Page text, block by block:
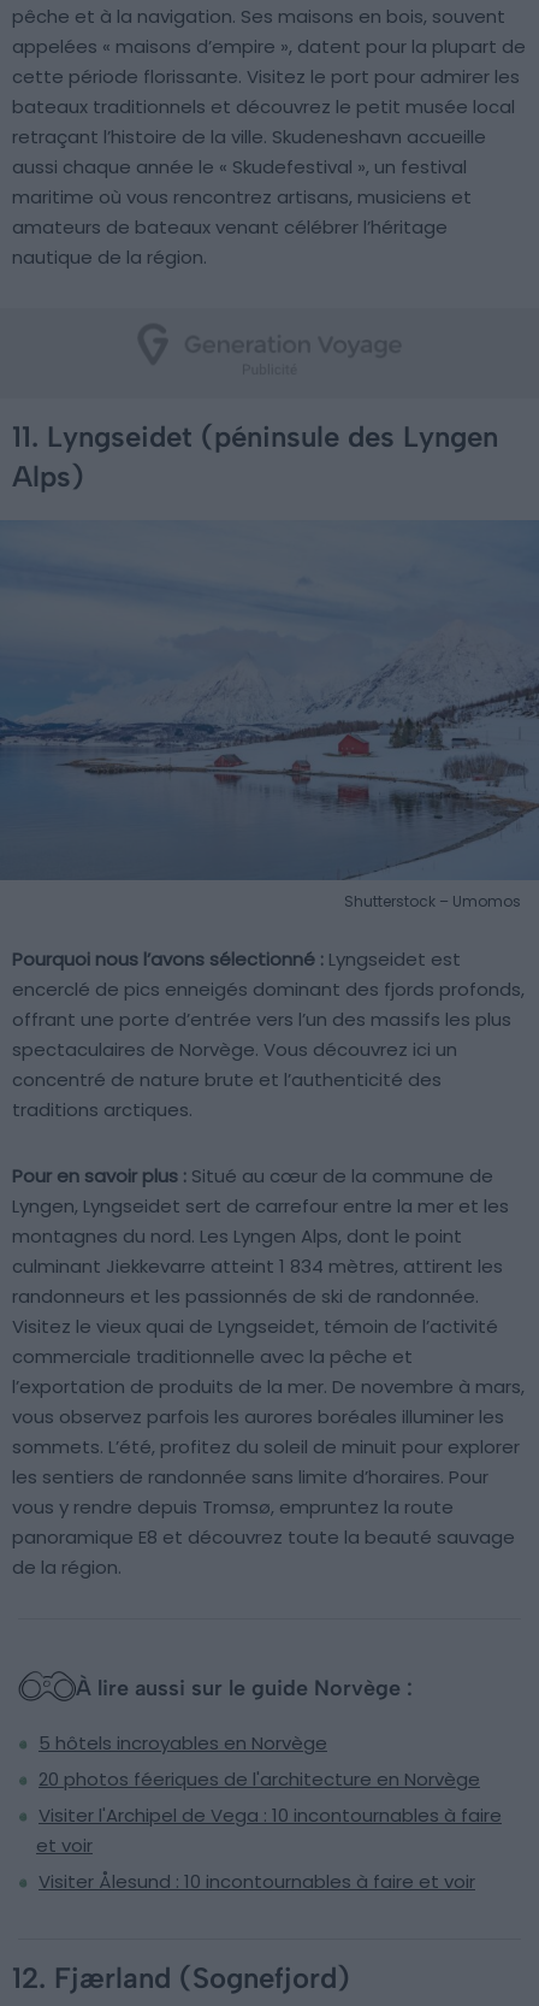
pêche et à la navigation. Ses maisons en bois, souvent
appelées « maisons d’empire », datent pour la plupart de
cette période florissante. Visitez le port pour admirer les
bateaux traditionnels et découvrez le petit musée local
retraçant l’histoire de la ville. Skudeneshavn accueille
aussi chaque année le « Skudefestival », un festival
maritime où vous rencontrez artisans, musiciens et
amateurs de bateaux venant célébrer l’héritage
nautique de la région.
11. Lyngseidet (péninsule des Lyngen
Alps)
Shutterstock – Umomos
Pourquoi nous l’avons sélectionné : Lyngseidet est
encerclé de pics enneigés dominant des fjords profonds,
offrant une porte d’entrée vers l’un des massifs les plus
spectaculaires de Norvège. Vous découvrez ici un
concentré de nature brute et l’authenticité des
traditions arctiques.
Pour en savoir plus : Situé au cœur de la commune de
Lyngen, Lyngseidet sert de carrefour entre la mer et les
montagnes du nord. Les Lyngen Alps, dont le point
culminant Jiekkevarre atteint 1 834 mètres, attirent les
randonneurs et les passionnés de ski de randonnée.
Visitez le vieux quai de Lyngseidet, témoin de l’activité
commerciale traditionnelle avec la pêche et
l’exportation de produits de la mer. De novembre à mars,
vous observez parfois les aurores boréales illuminer les
sommets. L’été, profitez du soleil de minuit pour explorer
les sentiers de randonnée sans limite d’horaires. Pour
vous y rendre depuis Tromsø, empruntez la route
panoramique E8 et découvrez toute la beauté sauvage
de la région.
À lire aussi sur le guide Norvège :
5 hôtels incroyables en Norvège
20 photos féeriques de l'architecture en Norvège
Visiter l'Archipel de Vega : 10 incontournables à faire
et voir
Visiter Ålesund : 10 incontournables à faire et voir
12. Fjærland (Sognefjord)